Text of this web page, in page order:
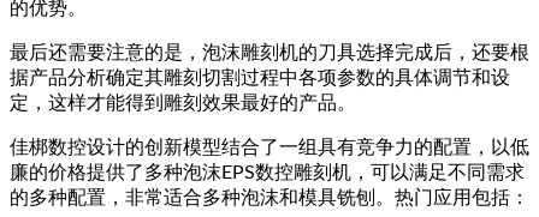
的优势。
最后还需要注意的是，泡沫雕刻机的刀具选择完成后，还要根
据产品分析确定其雕刻切割过程中各项参数的具体调节和设
定，这样才能得到雕刻效果最好的产品。
佳梆数控设计的创新模型结合了一组具有竞争力的配置，以低
廉的价格提供了多种泡沫EPS数控雕刻机，可以满足不同需求
的多种配置，非常适合多种泡沫和模具铣刨。热门应用包括：